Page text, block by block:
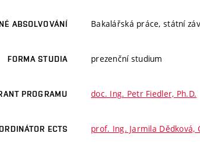
ABSOLVOVÁNÍ Bakalářská práce, státní
FORMA STUDIA prezenční studium
PROGRAMU doc. Ing. Petr Fiedler, Ph.D.
ECTS prof. Ing. Jarmila Dědková,